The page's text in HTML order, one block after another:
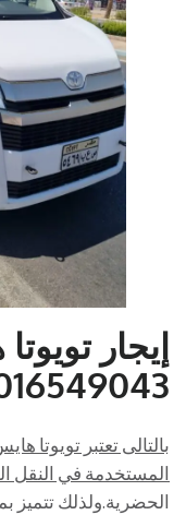
بالتالى تعتبر تويوتا
المستخدمة في النقل
الحضرية.ولذلك تتميز